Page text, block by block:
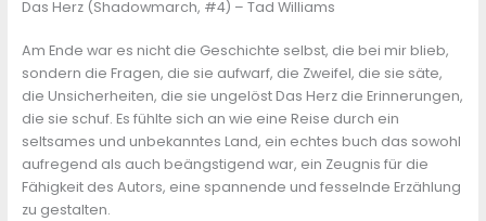
Das Herz (Shadowmarch, #4) – Tad Williams
Am Ende war es nicht die Geschichte selbst, die bei mir blieb,
sondern die Fragen, die sie aufwarf, die Zweifel, die sie säte,
die Unsicherheiten, die sie ungelöst Das Herz die Erinnerungen,
die sie schuf. Es fühlte sich an wie eine Reise durch ein
seltsames und unbekanntes Land, ein echtes buch das sowohl
aufregend als auch beängstigend war, ein Zeugnis für die
Fähigkeit des Autors, eine spannende und fesselnde Erzählung
zu gestalten.